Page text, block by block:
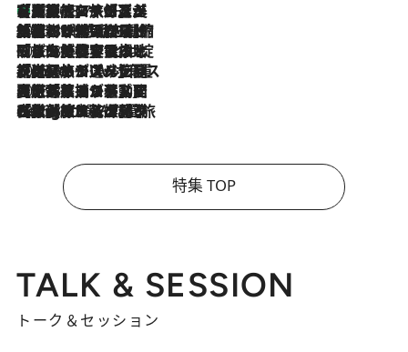
2026.8.7
【厳選旅コスメ】「多機能アイテムがメイン！」旅好き美容エディターが選んだ夏旅ベストコスメを発表【Mサイズジップ】
2026.8.6
「荷物が増えるほど旅ストレスは増す」美容ジャーナリストがたどり着いた最終結論。“化粧品を劇的に減らす”感動の凝縮美容とは
2026.8.6
「旅先には金髪ウィッグを持参」日本と同じメイクでは損してる!? 美容ジャーナリストが提案する“掟破りの旅美容”とは
2026.8.6
【厳選旅コスメ】「身軽さ＆UV対策重視！」ヘアアーティストshucoが選んだ夏旅ベストコスメを発表【Mサイズジップ】
2026.8.5
【厳選旅コスメ】国内をあちこち移動する河井菜摘が選んだ夏旅ベストコスメ発表！「リラックスアイテムはマスト」【Mサイズジップ】
2026.8.4
【厳選旅コスメ】「紫外線＆乾燥対策しながらメイク感も！」ヘア＆メイクGeorgeが選んだ夏旅ベストコスメを発表！【Mサイズジップ】
特集 TOP
TALK & SESSION
トーク＆セッション